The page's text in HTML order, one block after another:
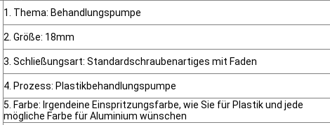
1. Thema: Behandlungspumpe
2. Größe: 18mm
3. Schließungsart: Standardschraubenartiges mit Faden
4. Prozess: Plastikbehandlungspumpe
5. Farbe: Irgendeine Einspritzungsfarbe, wie Sie für Plastik und jede
mögliche Farbe für Aluminium wünschen